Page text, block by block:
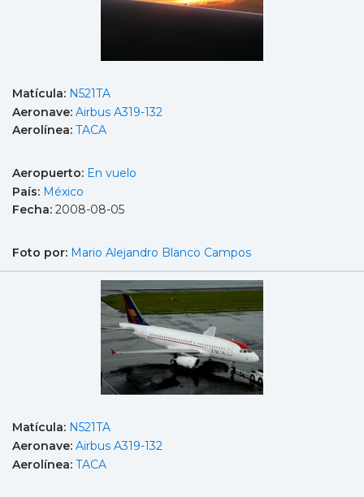
Matícula: N521TA
Aeronave: Airbus A319-132
Aerolínea: TACA
Aeropuerto: En vuelo
País: México
Fecha: 2008-08-05
Foto por: Mario Alejandro Blanco Campos
Matícula: N521TA
Aeronave: Airbus A319-132
Aerolínea: TACA